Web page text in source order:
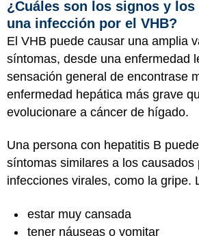
¿Cuáles son los signos y
una infección por el VHB?
El VHB puede causar una amplia
síntomas, desde una enfermedad
sensación general de encontrase
enfermedad hepática más grave
evolucionare a cáncer de hígado.
Una persona con hepatitis B
síntomas similares a los causados
infecciones virales, como la gripe.
estar muy cansada
tener náuseas o vomitar